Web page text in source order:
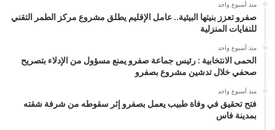
منذ أسبوع واحد
صفرو تعزز بنيتها البيئية.. عامل الإقليم يطلق مشروع مركز الطمر التقني
للنفايات المنزلية
منذ أسبوع واحد
الحمى الانتخابية : رئيس جماعة صفرو يمنع مسؤول من الإدلاء بتصريح
صحفي خلال تدشين مشروع بصفرو
منذ أسبوع واحد
فتح تحقيق في وفاة طبيب يعمل بصفرو إثر سقوطه من شرفة شقته
بمدينة فاس